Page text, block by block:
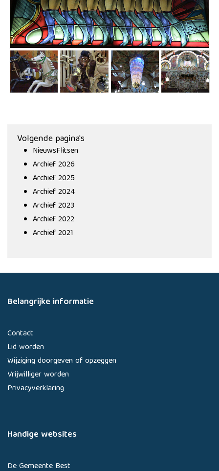
Volgende pagina's
NieuwsFlitsen
Archief 2026
Archief 2025
Archief 2024
Archief 2023
Archief 2022
Archief 2021
Belangrijke informatie
Contact
Lid worden
Wijziging doorgeven of opzeggen
Vrijwilliger worden
Privacyverklaring
Handige websites
De Gemeente Best